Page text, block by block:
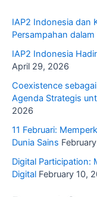
IAP2 Indonesia dan
Persampahan
IAP2 Indonesia
April 29, 2026
Coexistence
Agenda Strategis
2026
11 Februari:
Dunia Sains
Digital Participation:
Digital February 10,